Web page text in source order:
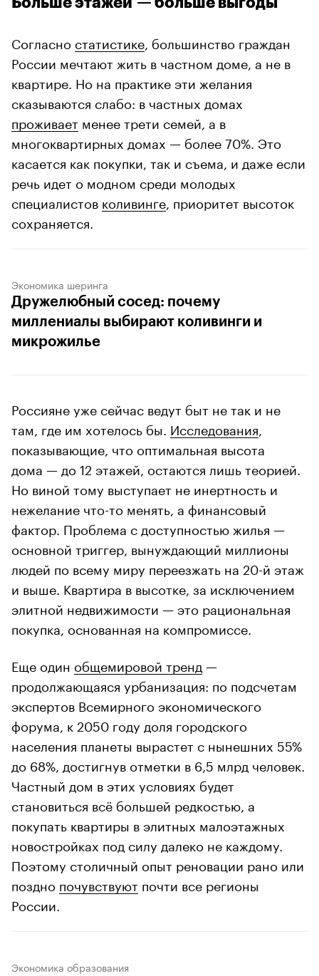
Согласно статистике , большинство граждан
России мечтают жить в частном доме, а не в
квартире. Но на практике эти желания
сказываются слабо: в частных домах
проживает менее трети семей, а в
многоквартирных домах — более 70%. Это
касается как покупки, так и съема, и даже если
речь идет о модном среди молодых
специалистов коливинге , приоритет высоток
сохраняется.
Экономика шеринга
Дружелюбный сосед: почему
миллениалы выбирают коливинги и
микрожилье
Россияне уже сейчас ведут быт не так и не
там, где им хотелось бы. Исследования
показывающие, что оптимальная высота
дома — до 12 этажей, остаются лишь теорией.
Но виной тому выступает не инертность и
нежелание что-то менять, а финансовый
фактор. Проблема с доступностью жилья —
основной триггер, вынуждающий миллионы
людей по всему миру переезжать на 20-й этаж
и выше. Квартира в высотке, за исключением
элитной недвижимости — это рациональная
покупка, основанная на компромиссе.
Еще один общемировой тренд —
продолжающаяся урбанизация: по подсчетам
экспертов Всемирного экономического
форума, к 2050 году доля городского
населения планеты вырастет с нынешних 55%
до 68%, достигнув отметки в 6,5 млрд человек.
Частный дом в этих условиях будет
становиться всё большей редкостью, а
покупать квартиры в элитных малоэтажных
новостройках под силу далеко не каждому.
Поэтому столичный опыт реновации рано или
поздно почувствуют почти все регионы
России.
Экономика образования